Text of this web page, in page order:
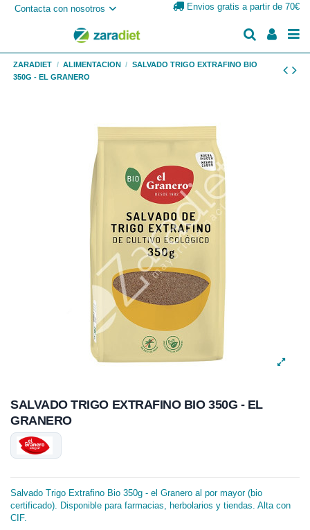
Contacta con nosotros Envios gratis a partir de 70€
ZARADIET ALIMENTACION
SALVADO TRIGO EXTRAFINO BIO
350G - EL GRANERO
SALVADO TRIGO EXTRAFINO BIO 350G - EL
GRANERO
Salvado Trigo Extrafino Bio 350g - el Granero al por mayor (bio
certificado). Disponible para farmacias, herbolarios y tiendas. Alta con
CIF.